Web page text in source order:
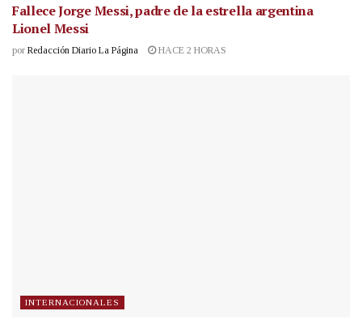
Fallece Jorge Messi, padre de la estrella argentina
Lionel Messi
por Redacción Diario La Página HACE 2 HORAS
INTERNACIONALES